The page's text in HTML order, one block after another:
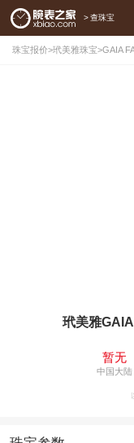
> 查珠宝
珠宝报价>玳美雅珠宝>GAIA
玳美雅
暂无
中国大陆